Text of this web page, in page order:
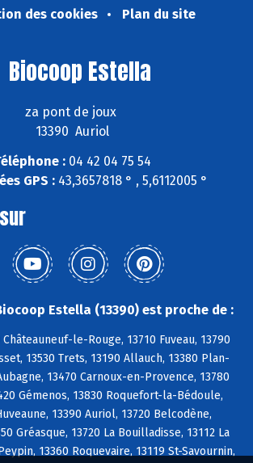
des cookies
Plan du site
Biocoop Estella
za pont de joux
13390 Auriol
:04 42 04 75 54
GPS :43,3657818 ° , 5,6112005 °
Estella (13390) est proche de :
Châteauneuf-le-Rouge, 13710 Fuveau, 13790
13530 Trets, 13190 Allauch, 13380 Plan-
13470 Carnoux-en-Provence, 13780
Gémenos, 13830 Roquefort-la-Bédoule,
13390 Auriol, 13720 Belcodène,
Gréasque, 13720 La Bouilladisse, 13112 La
13360 Roquevaire, 13119 St-Savournin,